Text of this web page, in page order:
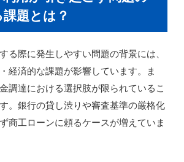
題とは？
る際に発生しやすい問題の背景には、
経済的な課題が影響しています。ま
調達における選択肢が限られているこ
。銀行の貸し渋りや審査基準の厳格化
商工ローンに頼るケースが増えていま